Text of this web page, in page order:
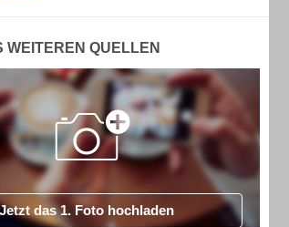
WEITEREN QUELLEN
Jetzt das 1. Foto hochladen